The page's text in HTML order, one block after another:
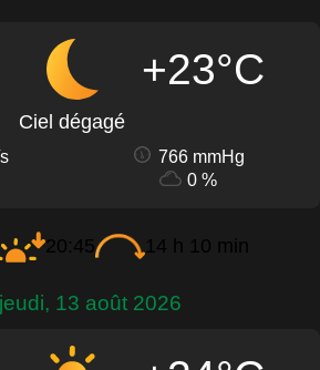
+23°C
Ciel dégagé
766 mmHg
0 %
20:45 14 h 10 min
jeudi, 13 août 2026